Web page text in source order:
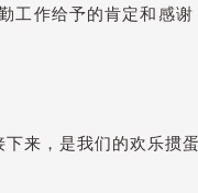
作给予的肯定和感
来，是我们的欢乐掼